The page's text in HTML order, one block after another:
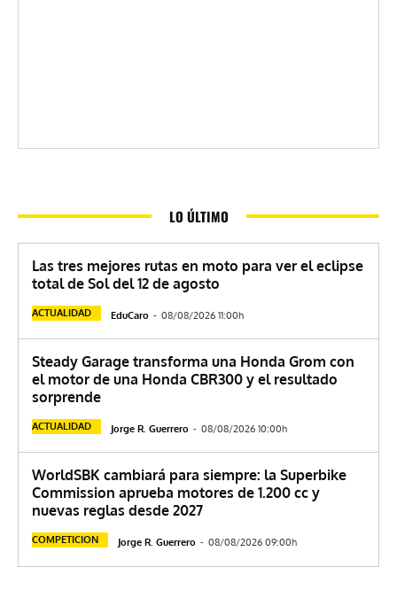
LO ÚLTIMO
Las tres mejores rutas en moto para ver el eclipse
total de Sol del 12 de agosto
ACTUALIDAD EduCaro - 08/08/2026 11:00h
Steady Garage transforma una Honda Grom con
el motor de una Honda CBR300 y el resultado
sorprende
ACTUALIDAD Jorge R. Guerrero - 08/08/2026 10:00h
WorldSBK cambiará para siempre: la Superbike
Commission aprueba motores de 1.200 cc y
nuevas reglas desde 2027
COMPETICION Jorge R. Guerrero - 08/08/2026 09:00h